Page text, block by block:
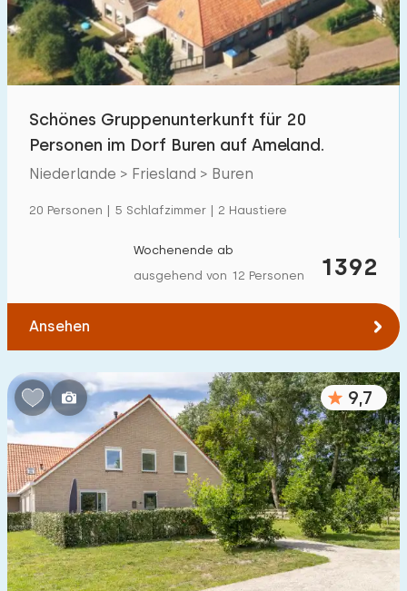
Unterkunft
Im Ferienpark
Einfamilienhaus
Ferienbauernhof
Tiny house
Kinderfreundlich
Kindermöbel 7
Eingezäunter Garten 5
Spielgeräte im Garten 3
Hallenbad
Schönes Gruppenunterkunft für 20
Personen im Dorf Buren auf Ameland.
Niederlande > Friesland > Buren
20 Personen | 5 Schlafzimmer | 2 Haustiere
1392
Wochenende ab
ausgehend von 12 Personen
Ansehen
9,7